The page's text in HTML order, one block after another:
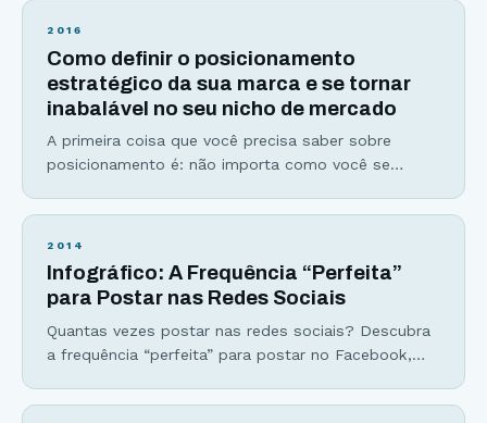
busque ter um negócio bem sucedido. E
2016
Como definir o posicionamento
estratégico da sua marca e se tornar
inabalável no seu nicho de mercado
A primeira coisa que você precisa saber sobre
posicionamento é: não importa como você se
clientes enxergam você! De nada adianta afirmar
trabalho como algo relevante em seu nicho. A
2014
Infográfico: A Frequência “Perfeita”
para Postar nas Redes Sociais
Quantas vezes postar nas redes sociais? Descubra
a frequência “perfeita” para postar no Facebook,
aquela comida que você adora? Então, imagina ter